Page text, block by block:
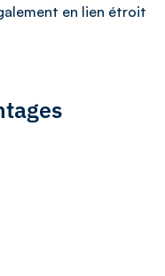
en lien étroit